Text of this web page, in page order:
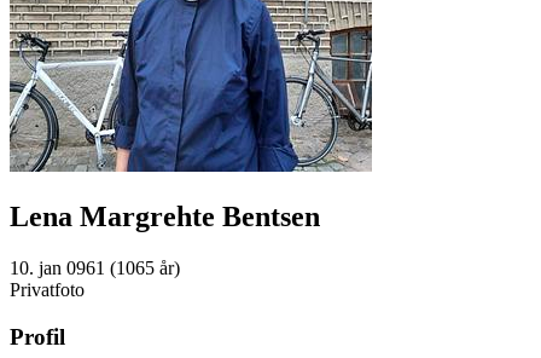
Lena Margrehte Bentsen
10. jan 0961 (1065 år)
Privatfoto
Profil